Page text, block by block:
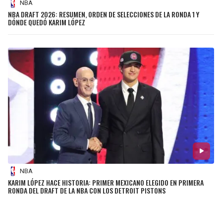
NBA
NBA DRAFT 2026: RESUMEN, ORDEN DE SELECCIONES DE LA RONDA 1 Y
DÓNDE QUEDÓ KARIM LÓPEZ
NBA
KARIM LÓPEZ HACE HISTORIA: PRIMER MEXICANO ELEGIDO EN PRIMERA
RONDA DEL DRAFT DE LA NBA CON LOS DETROIT PISTONS